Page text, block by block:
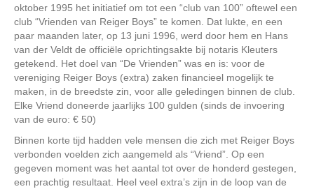
oktober 1995 het initiatief om tot een “club van 100” oftewel een
club “Vrienden van Reiger Boys” te komen. Dat lukte, en een
paar maanden later, op 13 juni 1996, werd door hem en Hans
van der Veldt de officiële oprichtingsakte bij notaris Kleuters
getekend. Het doel van “De Vrienden” was en is: voor de
vereniging Reiger Boys (extra) zaken financieel mogelijk te
maken, in de breedste zin, voor alle geledingen binnen de club.
Elke Vriend doneerde jaarlijks 100 gulden (sinds de invoering
van de euro: € 50)
Binnen korte tijd hadden vele mensen die zich met Reiger Boys
verbonden voelden zich aangemeld als “Vriend”. Op een
gegeven moment was het aantal tot over de honderd gestegen,
een prachtig resultaat. Heel veel extra’s zijn in de loop van de